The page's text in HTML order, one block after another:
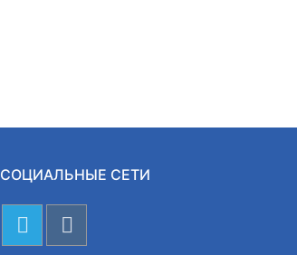
СОЦИАЛЬНЫЕ СЕТИ